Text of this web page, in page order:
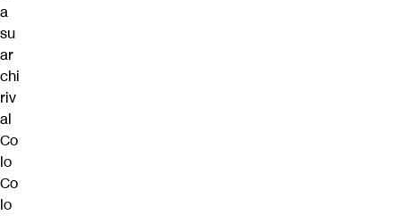
a
su
ar
chi
riv
al
Co
lo
Co
lo